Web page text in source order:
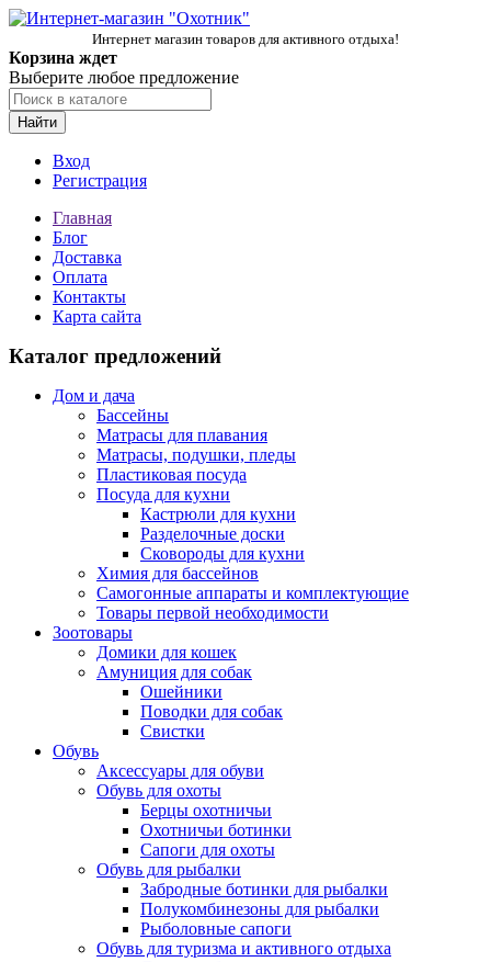
Интернет магазин товаров для активного отдыха!
Корзина ждет
Выберите любое предложение
Найти
Вход
Регистрация
Главная
Блог
Доставка
Оплата
Контакты
Карта сайта
Каталог предложений
Дом и дача
Бассейны
Матрасы для плавания
Матрасы, подушки, пледы
Пластиковая посуда
Посуда для кухни
Кастрюли для кухни
Разделочные доски
Сковороды для кухни
Химия для бассейнов
Самогонные аппараты и комплектующие
Товары первой необходимости
Зоотовары
Домики для кошек
Амуниция для собак
Ошейники
Поводки для собак
Свистки
Обувь
Аксессуары для обуви
Обувь для охоты
Берцы охотничьи
Охотничьи ботинки
Сапоги для охоты
Обувь для рыбалки
Забродные ботинки для рыбалки
Полукомбинезоны для рыбалки
Рыболовные сапоги
Обувь для туризма и активного отдыха